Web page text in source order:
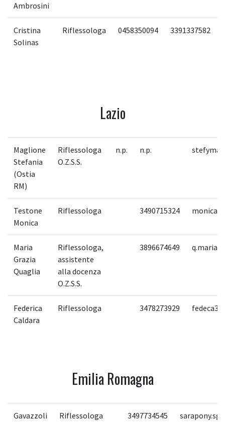
Ambrosini
Cristina
Solinas
Riflessologa 0458350094 3391337582
Lazio
Maglione
Stefania
(Ostia
RM)
Riflessologa
O.Z.S.S.
n.p. n.p.
Testone
Monica
Riflessologa 3490715324
Maria
Grazia
Quaglia
Riflessologa,
assistente
alla docenza
O.Z.S.S.
3896674649
Federica
Caldara
Riflessologa 3478273929
Emilia Romagna
Gavazzoli
Riflessologa 3497734545